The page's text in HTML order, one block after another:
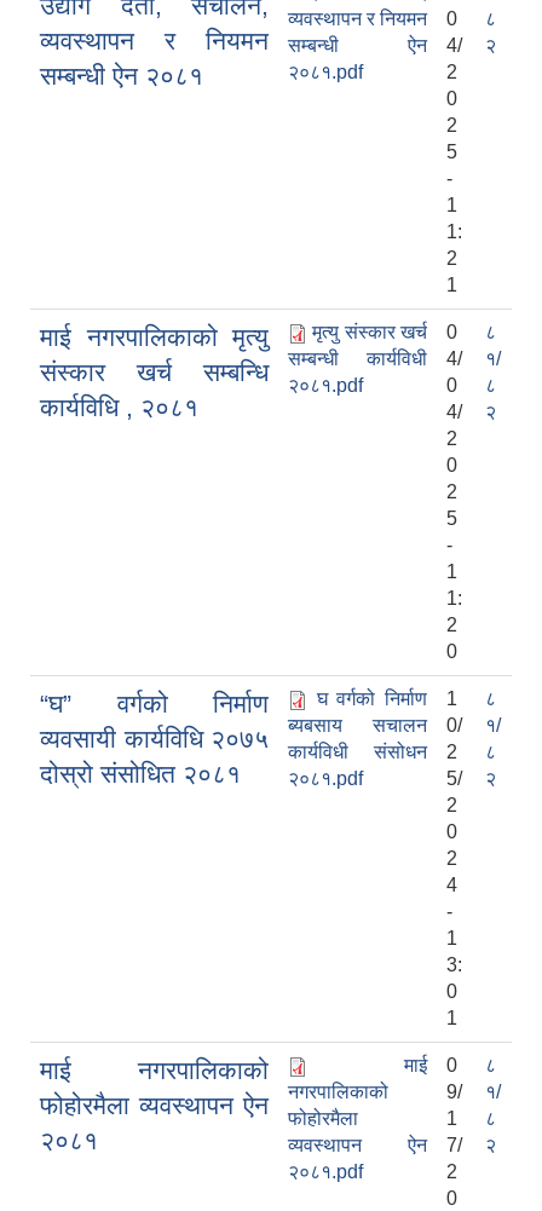
उद्योग दर्ता, संचालन,
व्यवस्थापन र नियमन
सम्बन्धी ऐन २०८१
व्यवस्थापन र नियमन
सम्बन्धी ऐन
२०८१.pdf
0
4/
2
0
2
5
-
1
1:
2
1
८
२
माई नगरपालिकाको मृत्यु
संस्कार खर्च सम्बन्धि
कार्यविधि , २०८१
मृत्यु संस्कार खर्च
सम्बन्धी कार्यविधी
२०८१.pdf
0
4/
0
4/
2
0
2
5
-
1
1:
2
0
८
१/
८
२
“घ” वर्गको निर्माण
व्यवसायी कार्यविधि २०७५
दोस्रो संसोधित २०८१
घ वर्गको निर्माण
ब्यबसाय सचालन
कार्यविधी संसोधन
२०८१.pdf
1
0/
2
5/
2
0
2
4
-
1
3:
0
1
८
१/
८
२
माई नगरपालिकाको
फोहोरमैला व्यवस्थापन ऐन
२०८१
माई
नगरपालिकाको
फोहोरमैला
व्यवस्थापन ऐन
२०८१.pdf
0
9/
1
7/
2
0
८
१/
८
२